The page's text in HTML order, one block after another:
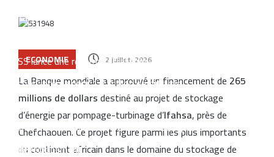
Un rapport espagnol met en lumière les capacités des satellites
CNSS lance une réforme stratégique de son système de
gestion interne pour 1,2 million de dirhams
Le Maroc figure parmi les dix premières destinations mondiales
pour les investissements privés soutenus par le financement
du développement
ECONOMIE 2 juillet، 2026
La Banque mondiale a approuvé un financement de 265
millions de dollarsdestiné au projet de stockage
d’énergie par pompage-turbinage d’Ifahsa, près de
Chefchaouen. Ce projet figure parmi les plus importants
du continent africain dans le domaine du stockage de